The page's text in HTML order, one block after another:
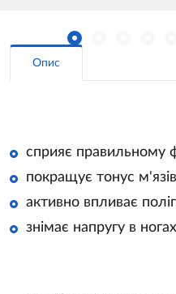
Опис
сприяє правильному
покращує тонус
активно впливає
знімає напругу в